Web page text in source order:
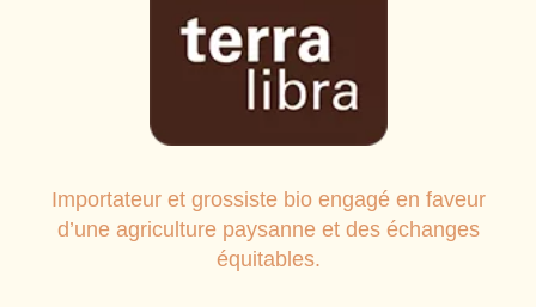
Importateur et grossiste bio engagé en faveur
d’une agriculture paysanne et des échanges
équitables.